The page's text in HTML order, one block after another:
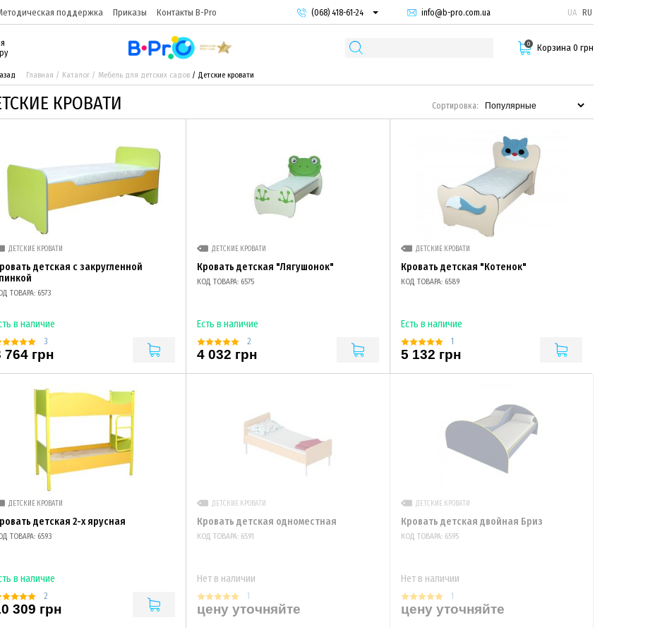
поддержка Приказы Контакты B-Pro
(068) 418-61-24
(095) 987-29-55
info@b-pro.com.ua UA RU
0 Корзина 0 грн
Главная Каталог Мебель для детских садов Детские кровати
КРОВАТИ Сортировка:
ДЕТСКИЕ КРОВАТИ
детская с закругленной
ТОВАРА: 6573
в наличие
3
764 грн
ДЕТСКИЕ КРОВАТИ
Кровать детская "Лягушонок"
КОД ТОВАРА: 6575
Есть в наличие
2
4 032 грн
ДЕТСКИЕ КРОВАТИ
Кровать детская "Котенок"
КОД ТОВАРА: 6589
Есть в наличие
1
5 132 грн
ДЕТСКИЕ КРОВАТИ
детская 2-х ярусная
ТОВАРА: 6593
в наличие
2
309 грн
ДЕТСКИЕ КРОВАТИ
Кровать детская одноместная
КОД ТОВАРА: 6591
Нет в наличии
1
цену уточняйте
ДЕТСКИЕ КРОВАТИ
Кровать детская двойная Бриз
КОД ТОВАРА: 6595
Нет в наличии
1
цену уточняйте